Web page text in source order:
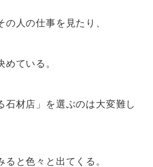
人の仕事を見たり、
ている。
石材店」を選ぶのは大変難し
と色々と出てくる。